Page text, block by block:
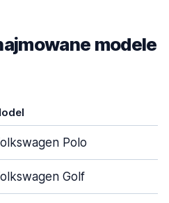
modele
Polo
Golf